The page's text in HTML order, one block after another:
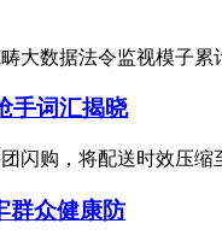
大数据法令监视模子
手词汇揭晓
闪购，将配送时效压
群众健康防